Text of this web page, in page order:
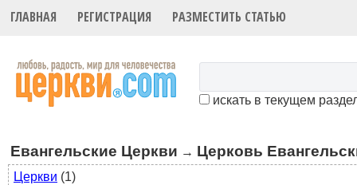
ГЛАВНАЯ РЕГИСТРАЦИЯ РАЗМЕСТИТЬ СТАТЬЮ
искать в текущем
Евангельские Церкви → Церковь
Церкви (1)